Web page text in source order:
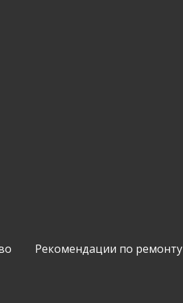
Рекомендации по ремонту